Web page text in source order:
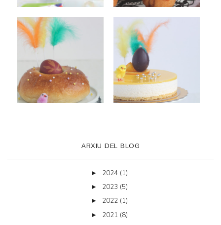
ARXIU DEL BLOG
► 2024 (1)
► 2023 (5)
► 2022 (1)
► 2021 (8)